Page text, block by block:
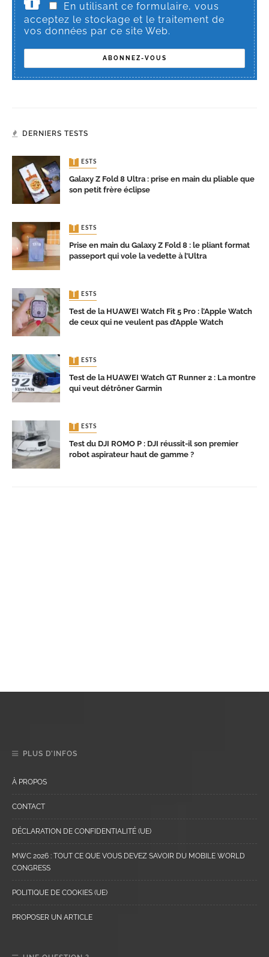
En utilisant ce formulaire, vous
acceptez le stockage et le traitement de
vos données par ce site Web.
DERNIERS TESTS
TESTS
Galaxy Z Fold 8 Ultra : prise en main du pliable que
son petit frère éclipse
TESTS
Prise en main du Galaxy Z Fold 8 : le pliant format
passeport qui vole la vedette à l’Ultra
TESTS
Test de la HUAWEI Watch Fit 5 Pro : l’Apple Watch
de ceux qui ne veulent pas d’Apple Watch
TESTS
Test de la HUAWEI Watch GT Runner 2 : La montre
qui veut détrôner Garmin
TESTS
Test du DJI ROMO P : DJI réussit-il son premier
robot aspirateur haut de gamme ?
PLUS D’INFOS
À PROPOS
CONTACT
DÉCLARATION DE CONFIDENTIALITÉ (UE)
MWC 2026 : TOUT CE QUE VOUS DEVEZ SAVOIR DU MOBILE WORLD
CONGRESS
POLITIQUE DE COOKIES (UE)
PROPOSER UN ARTICLE